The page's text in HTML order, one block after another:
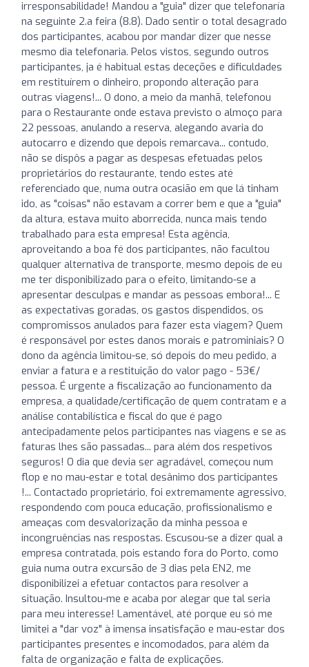
irresponsabilidade! Mandou a "guia" dizer que telefonaría
na seguinte 2.a feira (8.8). Dado sentir o total desagrado
dos participantes, acabou por mandar dizer que nesse
mesmo dia telefonaria. Pelos vistos, segundo outros
participantes, ja é habitual estas deceções e dificuldades
em restituírem o dinheiro, propondo alteração para
outras viagens!... O dono, a meio da manhã, telefonou
para o Restaurante onde estava previsto o almoço para
22 pessoas, anulando a reserva, alegando avaria do
autocarro e dizendo que depois remarcava... contudo,
não se dispôs a pagar as despesas efetuadas pelos
proprietários do restaurante, tendo estes até
referenciado que, numa outra ocasião em que lá tinham
ido, as "coisas" não estavam a correr bem e que a "guia"
da altura, estava muito aborrecida, nunca mais tendo
trabalhado para esta empresa! Esta agência,
aproveitando a boa fé dos participantes, não facultou
qualquer alternativa de transporte, mesmo depois de eu
me ter disponibilizado para o efeito, limitando-se a
apresentar desculpas e mandar as pessoas embora!... E
as expectativas goradas, os gastos dispendidos, os
compromissos anulados para fazer esta viagem? Quem
é responsável por estes danos morais e patrominiais? O
dono da agência limitou-se, só depois do meu pedido, a
enviar a fatura e a restituição do valor pago - 53€/
pessoa. É urgente a fiscalização ao funcionamento da
empresa, a qualidade/certificação de quem contratam e a
análise contabilística e fiscal do que é pago
antecipadamente pelos participantes nas viagens e se as
faturas lhes são passadas... para além dos respetivos
seguros! O dia que devia ser agradável, começou num
flop e no mau-estar e total desânimo dos participantes
!... Contactado proprietário, foi extremamente agressivo,
respondendo com pouca educação, profissionalismo e
ameaças com desvalorização da minha pessoa e
incongruências nas respostas. Escusou-se a dizer qual a
empresa contratada, pois estando fora do Porto, como
guia numa outra excursão de 3 dias pela EN2, me
disponibilizei a efetuar contactos para resolver a
situação. Insultou-me e acaba por alegar que tal seria
para meu interesse! Lamentável, até porque eu só me
limitei a "dar voz" à imensa insatisfação e mau-estar dos
participantes presentes e incomodados, para além da
falta de organização e falta de explicações.